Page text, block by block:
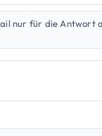
nur für die Antwort